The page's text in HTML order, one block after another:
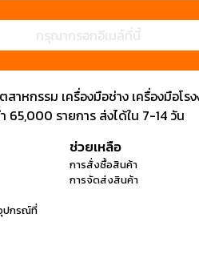
าหกรรม เครื่องมือช่าง เครื่องมือโ
รายการ ส่งได้ใน 7-14 วัน
ปกรณ์ที่
ช่วยเหลือ
การสั่งซื้อสินค้า
การจัดส่งสินค้า